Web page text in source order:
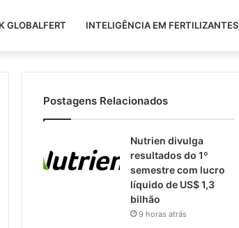
GLOBALFERT INTELIGÊNCIA EM FERTILIZANTES
Postagens Relacionados
Nutrien divulga
resultados do 1º
semestre com lucro
líquido de US$ 1,3
bilhão
9 horas atrás